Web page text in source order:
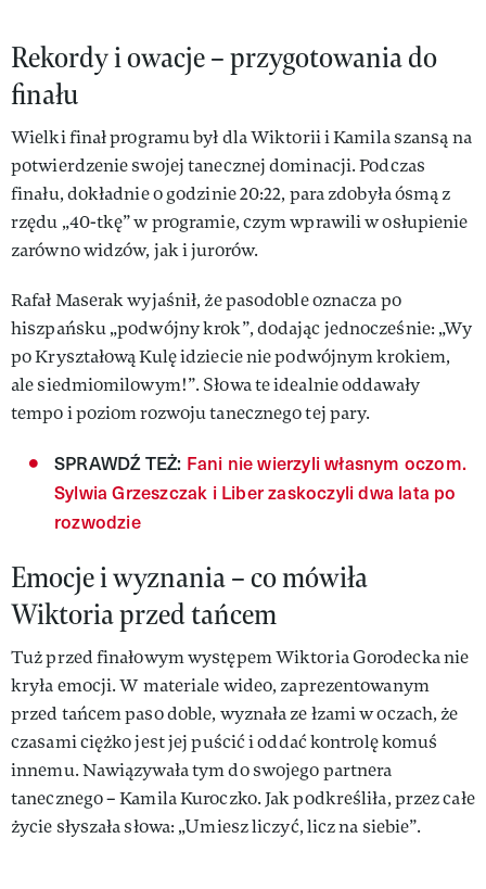
Rekordy i owacje – przygotowania do
finału
Wielki finał programu był dla Wiktorii i Kamila szansą na
potwierdzenie swojej tanecznej dominacji. Podczas
finału, dokładnie o godzinie 20:22, para zdobyła ósmą z
rzędu „40-tkę” w programie, czym wprawili w osłupienie
zarówno widzów, jak i jurorów.
Rafał Maserak wyjaśnił, że pasodoble oznacza po
hiszpańsku „podwójny krok”, dodając jednocześnie: „Wy
po Kryształową Kulę idziecie nie podwójnym krokiem,
ale siedmiomilowym!”. Słowa te idealnie oddawały
tempo i poziom rozwoju tanecznego tej pary.
SPRAWDŹ TEŻ: Fani nie wierzyli własnym oczom.
Sylwia Grzeszczak i Liber zaskoczyli dwa lata po
rozwodzie
Emocje i wyznania – co mówiła
Wiktoria przed tańcem
Tuż przed finałowym występem Wiktoria Gorodecka nie
kryła emocji. W materiale wideo, zaprezentowanym
przed tańcem paso doble, wyznała ze łzami w oczach, że
czasami ciężko jest jej puścić i oddać kontrolę komuś
innemu. Nawiązywała tym do swojego partnera
tanecznego – Kamila Kuroczko. Jak podkreśliła, przez całe
życie słyszała słowa: „Umiesz liczyć, licz na siebie”.